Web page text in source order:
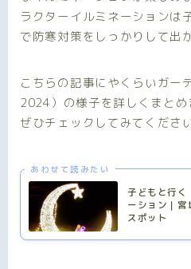
ラクターイルミネーションは
で防寒対策をしっかりして出
こちらの記事にやくらいガー
2024）の様子を詳しくまとめ
ぜひチェックしてみてくださ
あわせて読みたい
子どもと行く
ーション｜宮
スポット